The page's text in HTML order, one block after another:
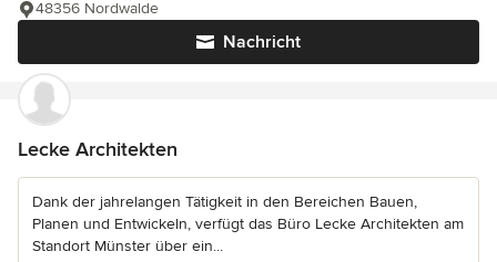
Nachricht
48356 Nordwalde
Lecke Architekten
Dank der jahrelangen Tätigkeit in den Bereichen Bauen,
Planen und Entwickeln, verfügt das Büro Lecke Architekten am
Standort Münster über ein...